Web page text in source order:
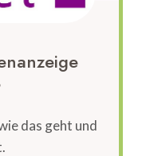
das geht und